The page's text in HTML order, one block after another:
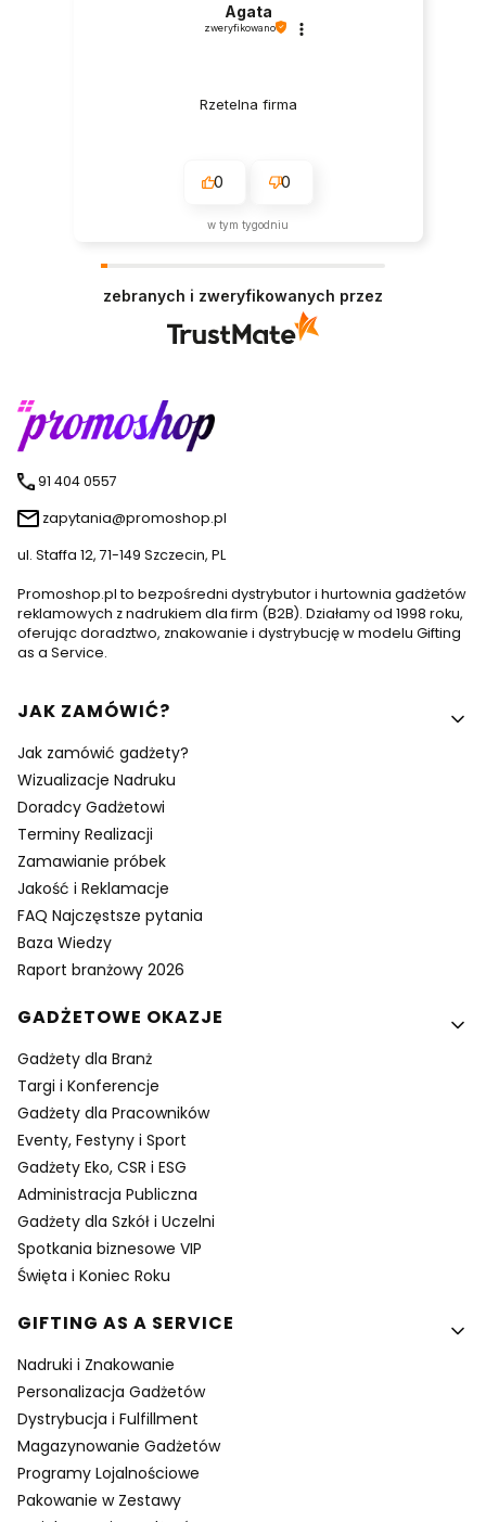
Agata
zweryfikowano
Rzetelna firma
0 0
w tym tygodniu
zebranych i zweryfikowanych przez
91 404 0557
zapytania@promoshop.pl
ul. Staffa 12, 71-149 Szczecin, PL
Promoshop.pl to bezpośredni dystrybutor i hurtownia gadżetów
reklamowych z nadrukiem dla firm (B2B). Działamy od 1998 roku,
oferując doradztwo, znakowanie i dystrybucję w modelu Gifting
as a Service.
Linki w stopce
JAK ZAMÓWIĆ?
Jak zamówić gadżety?
Wizualizacje Nadruku
Doradcy Gadżetowi
Terminy Realizacji
Zamawianie próbek
Jakość i Reklamacje
FAQ Najczęstsze pytania
Baza Wiedzy
Raport branżowy 2026
GADŻETOWE OKAZJE
Gadżety dla Branż
Targi i Konferencje
Gadżety dla Pracowników
Eventy, Festyny i Sport
Gadżety Eko, CSR i ESG
Administracja Publiczna
Gadżety dla Szkół i Uczelni
Spotkania biznesowe VIP
Święta i Koniec Roku
GIFTING AS A SERVICE
Nadruki i Znakowanie
Personalizacja Gadżetów
Dystrybucja i Fulfillment
Magazynowanie Gadżetów
Programy Lojalnościowe
Pakowanie w Zestawy